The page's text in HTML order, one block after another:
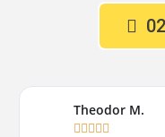
Theodor M.
    